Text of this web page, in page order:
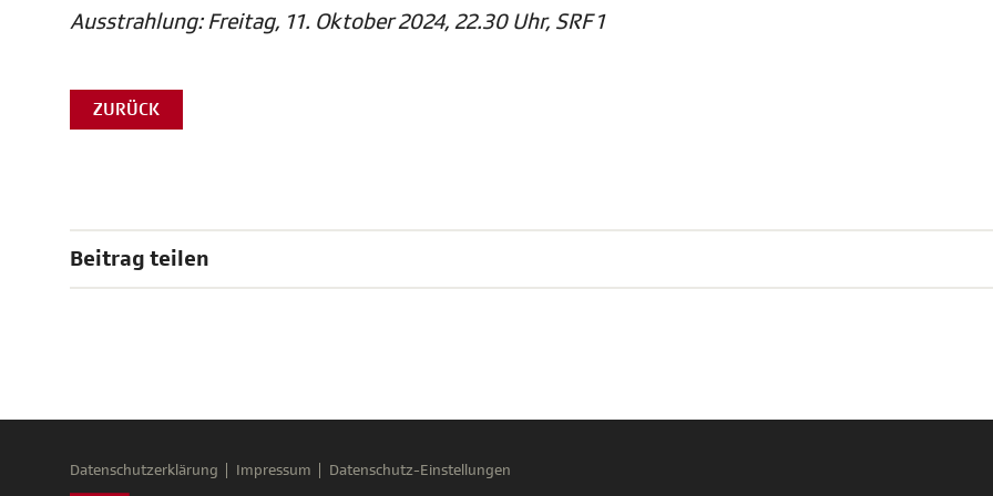
Ausstrahlung: Freitag, 11. Oktober 2024, 22.30 Uhr, SRF 1
ZURÜCK
Beitrag teilen
Datenschutzerklärung Impressum Datenschutz-Einstellungen